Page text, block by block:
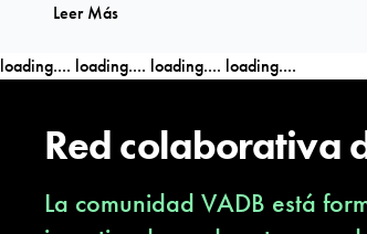
Leer Más
loading.... loading.... loading.... loading....
Red colaborativa
La comunidad VADB está